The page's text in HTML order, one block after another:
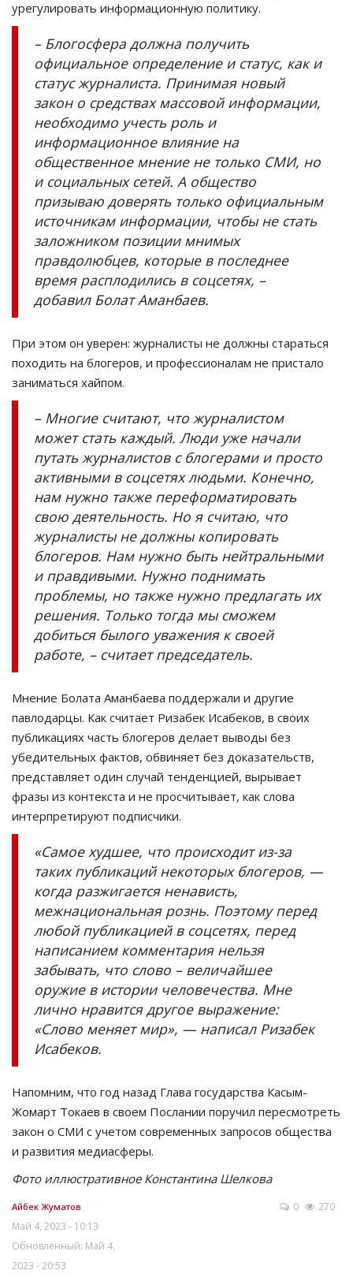
урегулировать информационную политику.
– Блогосфера должна получить
официальное определение и статус, как и
статус журналиста. Принимая новый
закон о средствах массовой информации,
необходимо учесть роль и
информационное влияние на
общественное мнение не только СМИ, но
и социальных сетей. А общество
призываю доверять только официальным
источникам информации, чтобы не стать
заложником позиции мнимых
правдолюбцев, которые в последнее
время расплодились в соцсетях, –
добавил Болат Аманбаев.
При этом он уверен: журналисты не должны стараться
походить на блогеров, и профессионалам не пристало
заниматься хайпом.
– Многие считают, что журналистом
может стать каждый. Люди уже начали
путать журналистов с блогерами и просто
активными в соцсетях людьми. Конечно,
нам нужно также переформатировать
свою деятельность. Но я считаю, что
журналисты не должны копировать
блогеров. Нам нужно быть нейтральными
и правдивыми. Нужно поднимать
проблемы, но также нужно предлагать их
решения. Только тогда мы сможем
добиться былого уважения к своей
работе, – считает председатель.
Мнение Болата Аманбаева поддержали и другие
павлодарцы. Как считает Ризабек Исабеков, в своих
публикациях часть блогеров делает выводы без
убедительных фактов, обвиняет без доказательств,
представляет один случай тенденцией, вырывает
фразы из контекста и не просчитывает, как слова
интерпретируют подписчики.
«Самое худшее, что происходит из-за
таких публикаций некоторых блогеров, —
когда разжигается ненависть,
межнациональная рознь. Поэтому перед
любой публикацией в соцсетях, перед
написанием комментария нельзя
забывать, что слово – величайшее
оружие в истории человечества. Мне
лично нравится другое выражение:
«Слово меняет мир», — написал Ризабек
Исабеков.
Напомним, что год назад Глава государства Касым-
Жомарт Токаев в своем Послании поручил пересмотреть
закон о СМИ с учетом современных запросов общества
и развития медиасферы.
Фото иллюстративное Константина Шелкова
Айбек Жуматов
Май 4, 2023 - 10:13
Обновленный: Май 4,
2023 - 20:53
0 270